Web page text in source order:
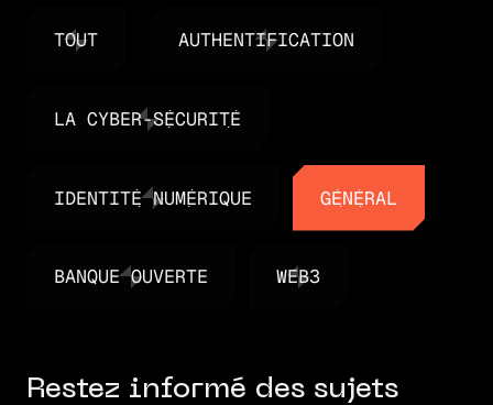
TOUT
TOUT
AUTHENTIFICATION
AUTHENTIFICATION
LA CYBER-SÉCURITÉ
LA CYBER-SÉCURITÉ
IDENTITÉ NUMÉRIQUE
IDENTITÉ NUMÉRIQUE
GÉNÉRAL
BANQUE OUVERTE
BANQUE OUVERTE
WEB3
WEB3
Restez informé des sujets